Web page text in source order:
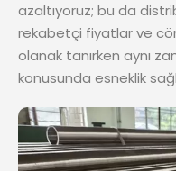
azaltıyoruz; bu da
rekabetçi fiyatlar ve
olanak tanırken aynı
konusunda esneklik